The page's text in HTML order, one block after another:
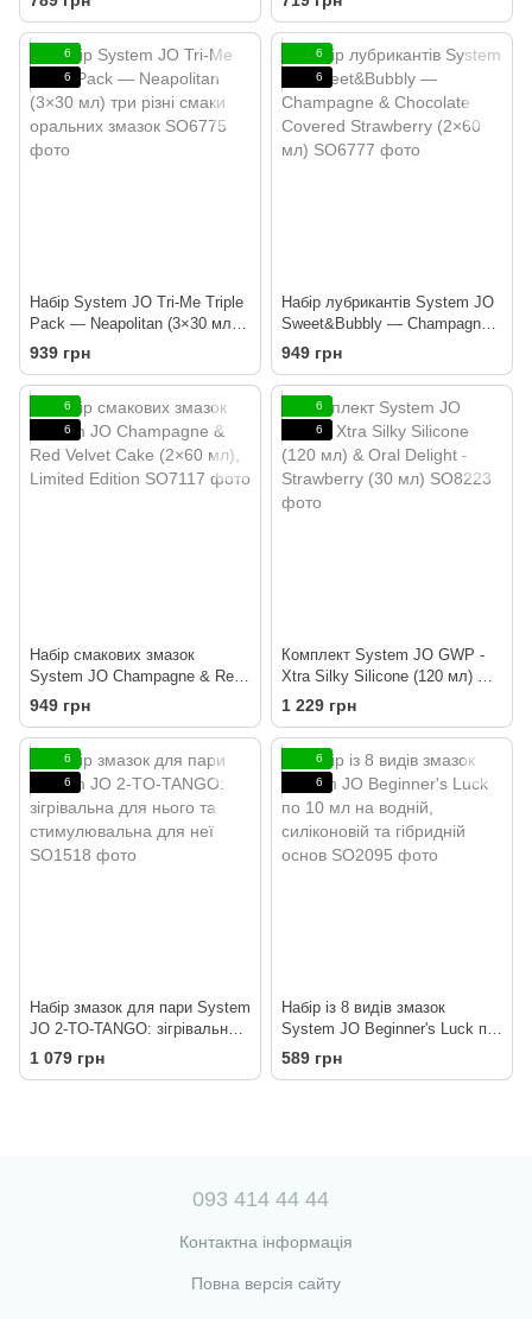
Peachy Lips 120 мл & H2O
Vanilla 30
6
6
Набір System JO Tri-Me Triple
Pack — Neapolitan (3×30 мл)
три різні смаки оральних
змазок
939 грн
6
6
Набір лубрикантів System JO
Sweet&Bubbly — Champagne
& Chocolate Covered
Strawberry (2×60 мл)
949 грн
6
6
Набір смакових змазок
System JO Champagne & Red
Velvet Cake (2×60 мл), Limited
Edition
949 грн
6
6
Комплект System JO GWP -
Xtra Silky Silicone (120 мл) &
Oral Delight - Strawberry (30
1 229 грн
6
6
Набір змазок для пари System
JO 2-TO-TANGO: зігрівальна
для нього та стимулювальна
1 079 грн
6
6
Набір із 8 видів змазок
System JO Beginner's Luck по
10 мл на водній, силіконовій
та гібридній основ
589 грн
093 414 44 44
Контактна інформація
Повна версія сайту